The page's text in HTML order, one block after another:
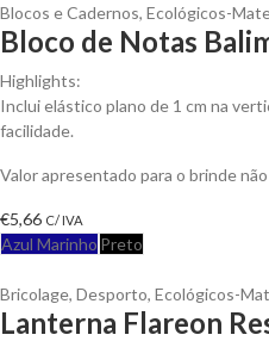
Blocos e Cadernos, Ecológicos-
Bloco de Notas
Highlights:
Inclui elástico plano de 1 cm na
facilidade.
Valor apresentado para o brinde
€5,66 C/ IVA
Azul Marinho Preto
Bricolage, Desporto, Ecológicos-
Lanterna Flareon